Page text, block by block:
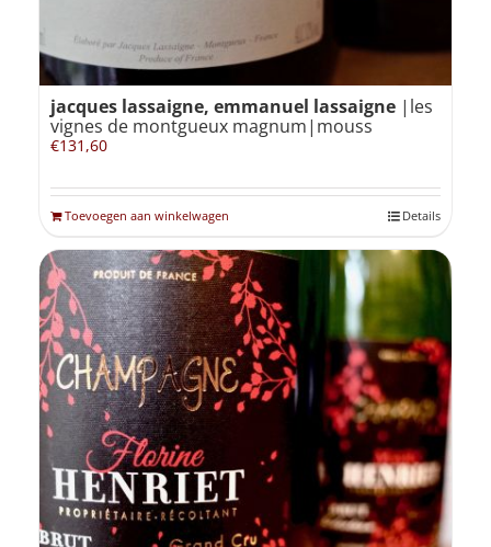
jacques lassaigne, emmanuel lassaigne |les
vignes de montgueux magnum|mouss
€131,60
Toevoegen aan winkelwagen Details